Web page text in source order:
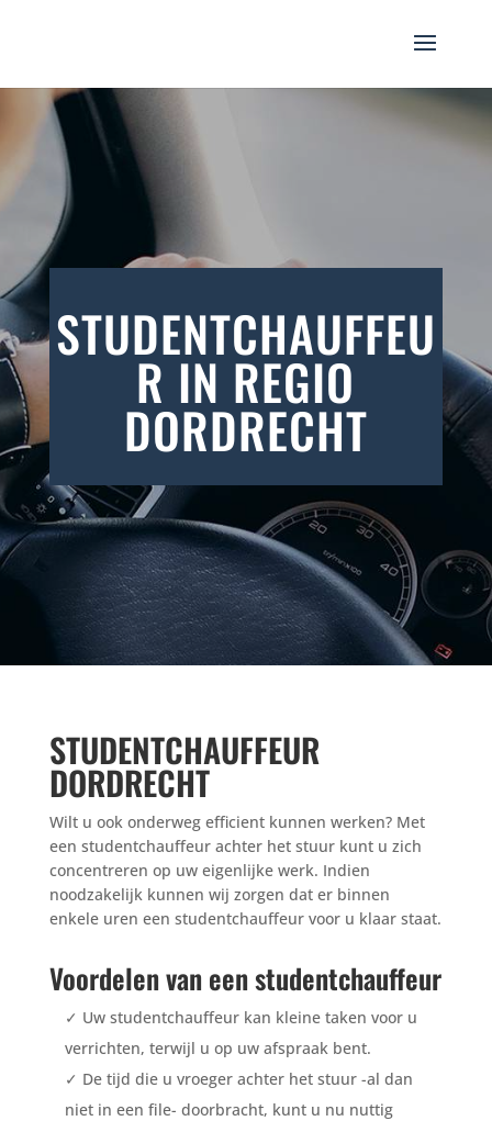
STUDENTCHAUFFEU
R IN REGIO
DORDRECHT
STUDENTCHAUFFEUR
DORDRECHT
Wilt u ook onderweg efficient kunnen werken? Met
een studentchauffeur achter het stuur kunt u zich
concentreren op uw eigenlijke werk. Indien
noodzakelijk kunnen wij zorgen dat er binnen
enkele uren een studentchauffeur voor u klaar staat.
Voordelen van een studentchauffeur
✓ Uw studentchauffeur kan kleine taken voor u
verrichten, terwijl u op uw afspraak bent.
✓ De tijd die u vroeger achter het stuur -al dan
niet in een file- doorbracht, kunt u nu nuttig